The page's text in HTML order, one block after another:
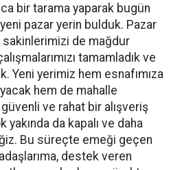
bir tarama yaparak bugün
yeni pazar yerin bulduk. Pazar
sakinlerimizi de mağdur
tamamladık ve
Yeni yerimiz hem esnafımıza
hem de mahalle
ve rahat bir alışveriş
da kapalı ve daha
Bu süreçte emeği geçen
destek veren